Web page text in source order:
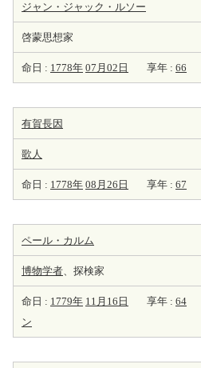
ジャン・ジャック・ルソー
啓蒙思想家
命日 : 1778年 07月02日 享年 : 66
有賀長因
歌人
命日 : 1778年 08月26日 享年 : 67
ペール・カルム
博物学者、探検家
命日 : 1779年 11月16日 享年 : 64
ン